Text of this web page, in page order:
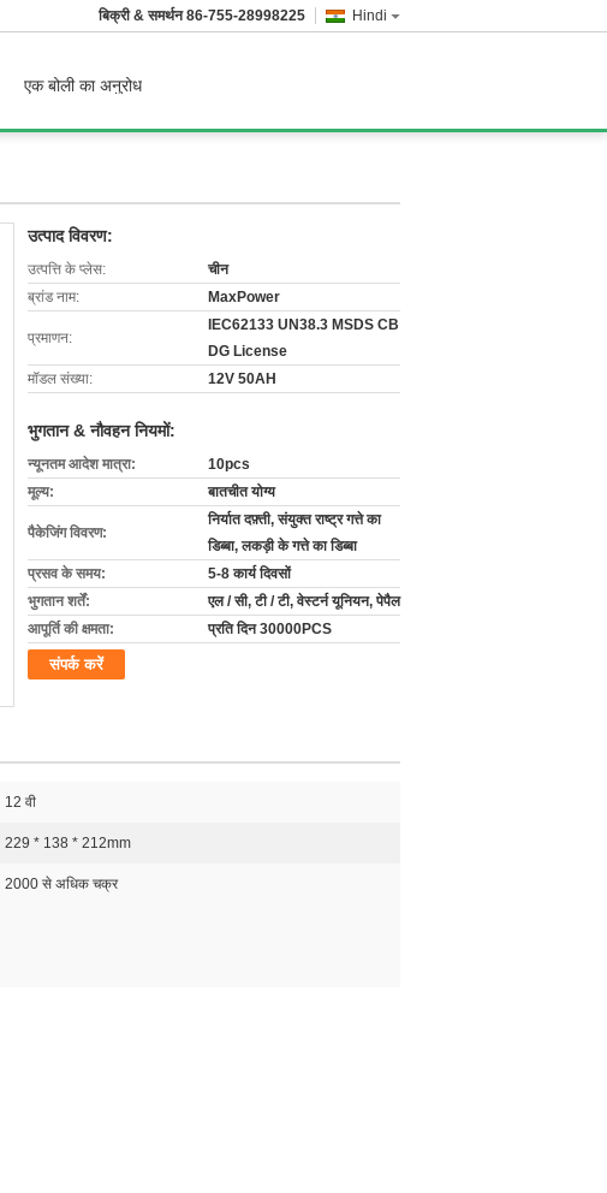
Hindi
बिक्री & समर्थन86-755-28998225
एक बोली का अनुरोध
उत्पाद विवरण:
उत्पत्ति के प्लेस:
चीन
ब्रांड नाम:
MaxPower
प्रमाणन:
IEC62133 UN38.3 MSDS CB
DG License
मॉडल संख्या:
12V 50AH
भुगतान & नौवहन नियमों:
न्यूनतम आदेश मात्रा:
10pcs
मूल्य:
बातचीत योग्य
पैकेजिंग विवरण:
निर्यात दफ़्ती, संयुक्त राष्ट्र गत्ते का
डिब्बा, लकड़ी के गत्ते का डिब्बा
प्रसव के समय:
5-8 कार्य दिवसों
भुगतान शर्तें:
एल / सी, टी / टी, वेस्टर्न यूनियन, पेपैल
आपूर्ति की क्षमता:
प्रति दिन 30000PCS
संपर्क करें
12 वी
229 * 138 * 212mm
2000 से अधिक चक्र